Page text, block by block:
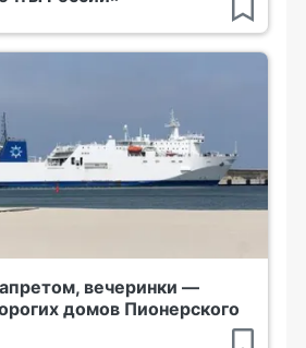
вечеринки —
домов Пионерского